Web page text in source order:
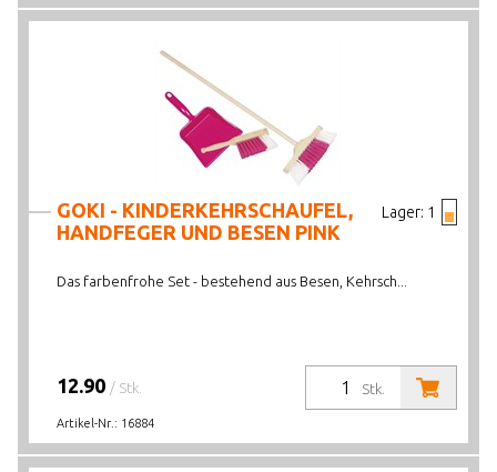
Lager: 1
GOKI - KINDERKEHRSCHAUFEL,
HANDFEGER UND BESEN PINK
Das farbenfrohe Set - bestehend aus Besen, Kehrsch...
Stk.
12.90 / Stk.
Artikel-Nr.: 16884